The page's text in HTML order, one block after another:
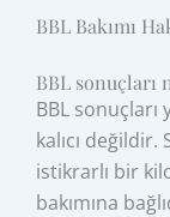
BBL Bakımı
BBL sonuçları
BBL
kalıcı değildir.
istikrarlı bir
bakımına